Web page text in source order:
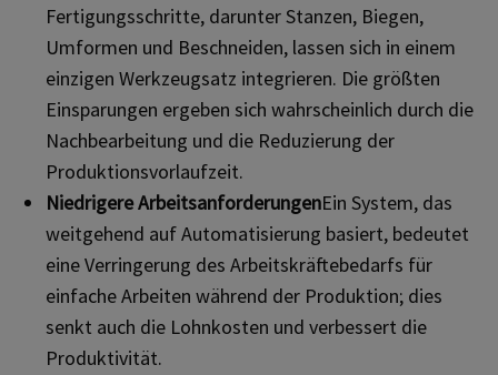
Fertigungsschritte, darunter Stanzen, Biegen,
Umformen und Beschneiden, lassen sich in einem
einzigen Werkzeugsatz integrieren. Die größten
Einsparungen ergeben sich wahrscheinlich durch die
Nachbearbeitung und die Reduzierung der
Produktionsvorlaufzeit.
Niedrigere ArbeitsanforderungenEin System, das
weitgehend auf Automatisierung basiert, bedeutet
eine Verringerung des Arbeitskräftebedarfs für
einfache Arbeiten während der Produktion; dies
senkt auch die Lohnkosten und verbessert die
Produktivität.